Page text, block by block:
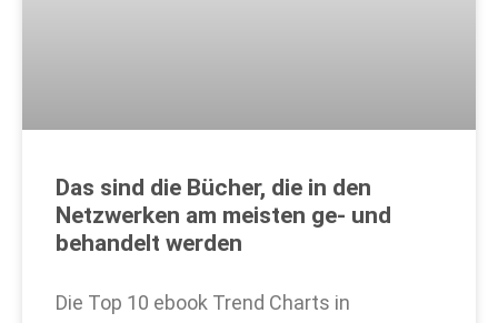
Das sind die Bücher, die in den
Netzwerken am meisten ge- und
behandelt werden
Die Top 10 ebook Trend Charts in